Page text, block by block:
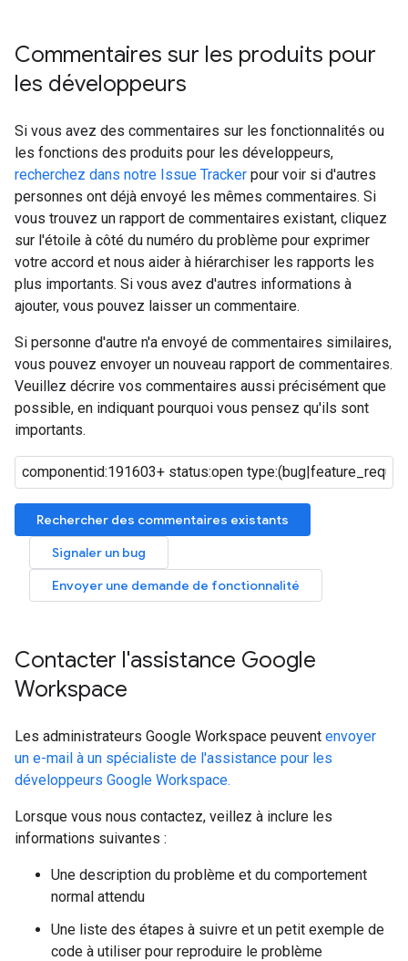
Commentaires sur les produits pour
les développeurs
Si vous avez des commentaires sur les fonctionnalités ou
les fonctions des produits pour les développeurs,
recherchez dans notre Issue Tracker pour voir si d'autres
personnes ont déjà envoyé les mêmes commentaires. Si
vous trouvez un rapport de commentaires existant, cliquez
sur l'étoile à côté du numéro du problème pour exprimer
votre accord et nous aider à hiérarchiser les rapports les
plus importants. Si vous avez d'autres informations à
ajouter, vous pouvez laisser un commentaire.
Si personne d'autre n'a envoyé de commentaires similaires,
vous pouvez envoyer un nouveau rapport de commentaires.
Veuillez décrire vos commentaires aussi précisément que
possible, en indiquant pourquoi vous pensez qu'ils sont
importants.
Rechercher des commentaires existants
Signaler un bug
Envoyer une demande de fonctionnalité
Contacter l'assistance Google
Workspace
Les administrateurs Google Workspace peuvent envoyer
un e-mail à un spécialiste de l'assistance pour les
développeurs Google Workspace.
Lorsque vous nous contactez, veillez à inclure les
informations suivantes :
Une description du problème et du comportement
normal attendu
Une liste des étapes à suivre et un petit exemple de
code à utiliser pour reproduire le problème